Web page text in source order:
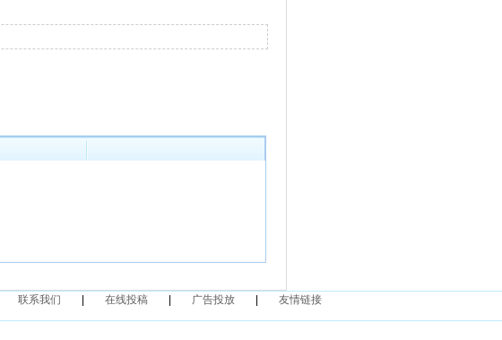
联系我们 在线投稿 广告投放 友情链接